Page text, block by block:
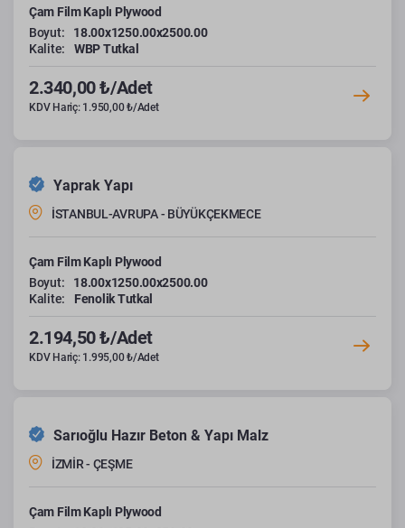
Çam Film Kaplı Plywood
Boyut:
18.00x1250.00x2500.00
Kalite:
WBP Tutkal
2.340,00 ₺/Adet
KDV Hariç: 1.950,00 ₺/Adet
Yaprak Yapı
İSTANBUL-AVRUPA - BÜYÜKÇEKMECE
Çam Film Kaplı Plywood
Boyut:
18.00x1250.00x2500.00
Kalite:
Fenolik Tutkal
2.194,50 ₺/Adet
KDV Hariç: 1.995,00 ₺/Adet
Sarıoğlu Hazır Beton & Yapı Malz
İZMİR - ÇEŞME
Çam Film Kaplı Plywood